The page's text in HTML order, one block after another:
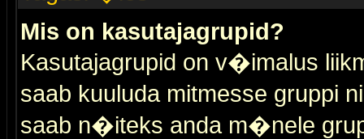
Mis on kasutajagrupid?
Kasutajagrupid on v�imalus
saab kuuluda mitmesse gruppi
saab n�iteks anda m�nele